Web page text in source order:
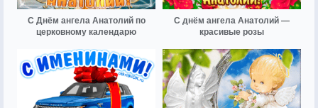
С Днём ангела Анатолий по
церковному календарю
С днём ангела Анатолий —
красивые розы